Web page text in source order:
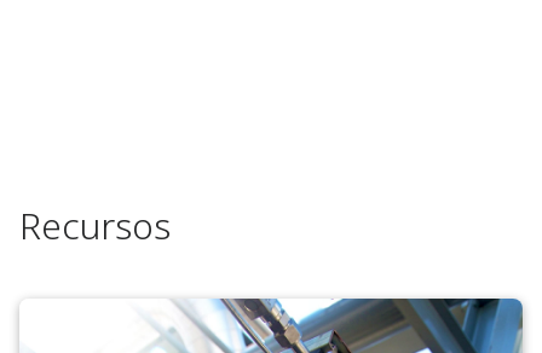
Recursos